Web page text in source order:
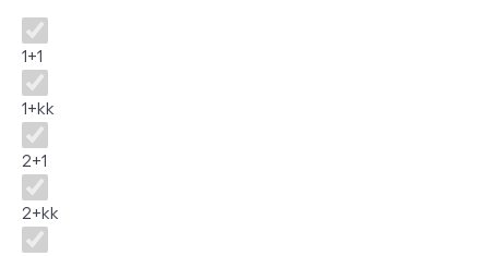
Disposition
1+1
1+kk
2+1
2+kk